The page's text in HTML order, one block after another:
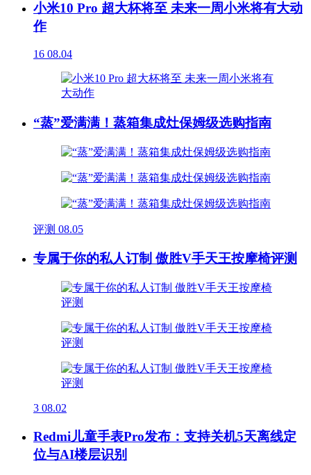
小米10 Pro 超大杯将至 未来一周小米将有大动
作
16 08.04
“蒸”爱满满！蒸箱集成灶保姆级选购指南
评测 08.05
专属于你的私人订制 傲胜V手天王按摩椅评测
3 08.02
Redmi儿童手表Pro发布：支持关机5天离线定
位与AI楼层识别